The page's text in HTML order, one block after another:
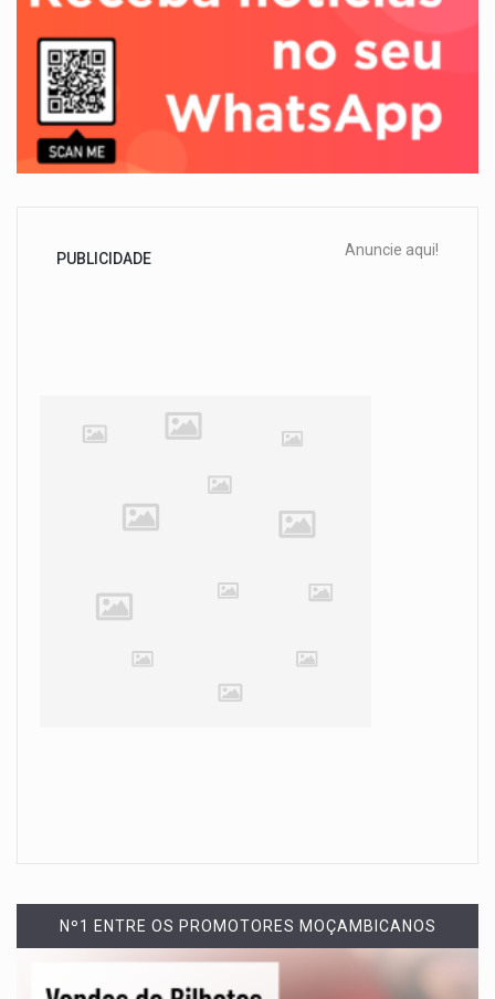
PUBLICIDADE Anuncie aqui!
Nº1 ENTRE OS PROMOTORES MOÇAMBICANOS